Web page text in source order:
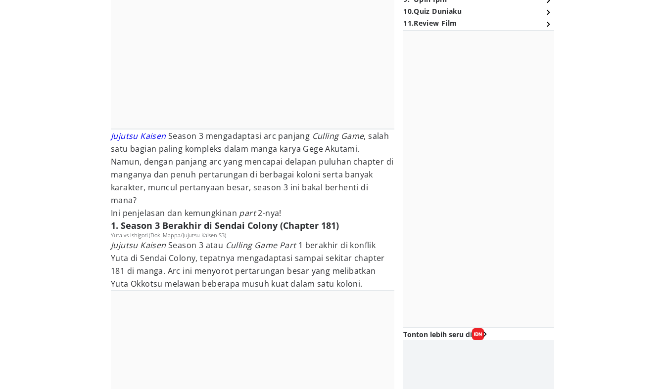
Jujutsu Kaisen Season 3 mengadaptasi arc panjang Culling Game, salah
satu bagian paling kompleks dalam manga karya Gege Akutami.
Namun, dengan panjang arc yang mencapai delapan puluhan chapter di
manganya dan penuh pertarungan di berbagai koloni serta banyak
karakter, muncul pertanyaan besar, season 3 ini bakal berhenti di
mana?
Ini penjelasan dan kemungkinan part2-nya!
1. Season 3 Berakhir di Sendai Colony (Chapter 181)
Yuta vs Ishigori (Dok. Mappa/Jujutsu Kaisen S3)
Jujutsu Kaisen Season 3 atau Culling Game Part1 berakhir di konflik
Yuta di Sendai Colony, tepatnya mengadaptasi sampai sekitar chapter
181 di manga. Arc ini menyorot pertarungan besar yang melibatkan
Yuta Okkotsu melawan beberapa musuh kuat dalam satu koloni.
10.Quiz Duniaku
11.Review Film
Tonton lebih seru di